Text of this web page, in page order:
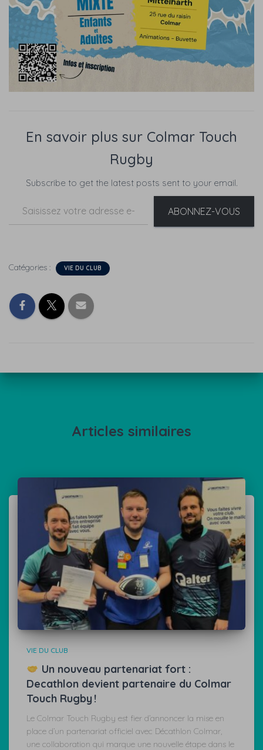
En savoir plus sur Colmar Touch
Rugby
Subscribe to get the latest posts sent to your email.
ABONNEZ-VOUS
Catégories : VIE DU CLUB
Articles similaires
VIE DU CLUB
Un nouveau partenariat fort :
Decathlon devient partenaire du Colmar
Touch Rugby !
Le Colmar Touch Rugby est fier d’annoncer la mise en
place d’un partenariat officiel avec Décathlon Colmar,
une collaboration qui marque une nouvelle étape dans le